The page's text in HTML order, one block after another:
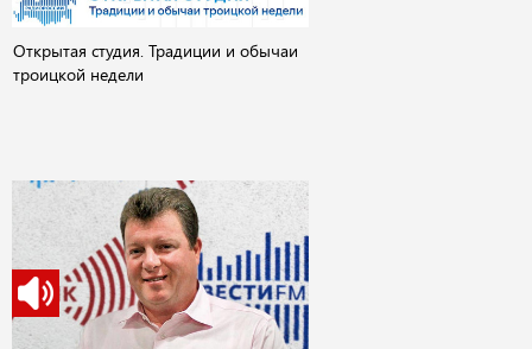
Открытая студия. Традиции и обычаи
троицкой недели